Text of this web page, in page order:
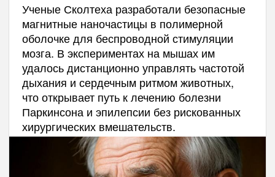
Ученые Сколтеха разработали безопасные
магнитные наночастицы в полимерной
оболочке для беспроводной стимуляции
мозга. В экспериментах на мышах им
удалось дистанционно управлять частотой
дыхания и сердечным ритмом животных,
что открывает путь к лечению болезни
Паркинсона и эпилепсии без рискованных
хирургических вмешательств.